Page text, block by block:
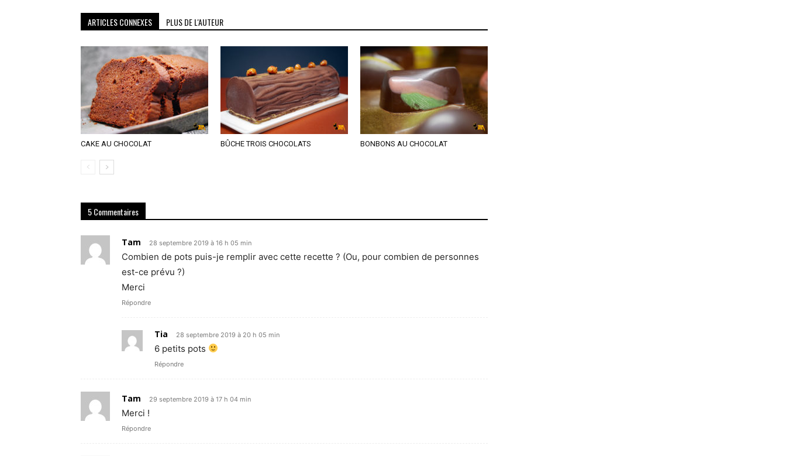
ARTICLES CONNEXES PLUS DE L'AUTEUR
CAKE AU CHOCOLAT BÛCHE TROIS CHOCOLATS BONBONS AU CHOCOLAT
5 Commentaires
Tam 28 septembre 2019 à 16 h 05 min
Combien de pots puis-je remplir avec cette recette ? (Ou, pour combien de personnes
est-ce prévu ?)
Merci
Répondre
Tia 28 septembre 2019 à 20 h 05 min
6 petits pots
Répondre
Tam 29 septembre 2019 à 17 h 04 min
Merci !
Répondre